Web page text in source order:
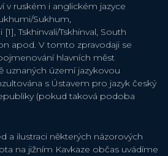
v ruském i anglickém jazyce
Sukhum,
Tskhinvali/Tskhinval, South
apod. V tomto zpravodaji se
hlavních měst
uznaných území jazykovou
s Ústavem pro jazyk český
(pokud taková podoba
a ilustraci některých názorových
na jižním Kavkaze občas uvádíme